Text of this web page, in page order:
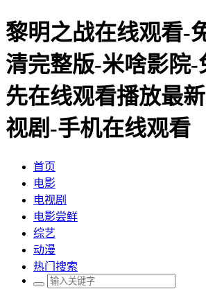
黎明之战在线观看-
清完整版-米啥影院
先在线观看播放最
视剧-手机在线观看
首页
电影
电视剧
电影尝鲜
综艺
动漫
热门搜索